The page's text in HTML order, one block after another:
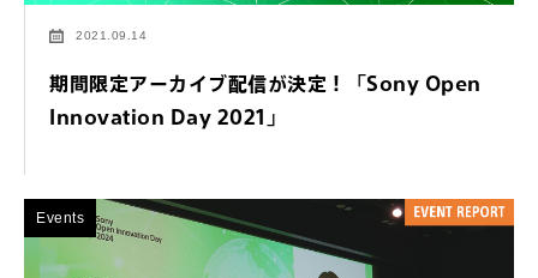
2021.09.14
期間限定アーカイブ配信が決定！「Sony Open
Innovation Day 2021」
Events